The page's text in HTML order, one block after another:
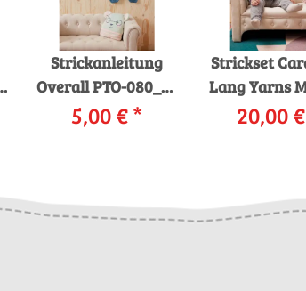
Strickanleitung
Overall PTO-080_01
LANGYARNS
Merino 200 Bébé
5,00 €*
Strickset
Lang Yarns
Bébé THEO
Anleitung
20,00 €